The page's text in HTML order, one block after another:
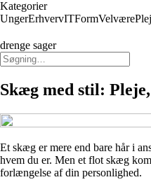
Kategorier
UngerErhvervITFormVelvære
drenge sager
Skæg med stil:
Et skæg er mere end bare hår i
hvem du er. Men et flot skæg
forlængelse af din personlighed.